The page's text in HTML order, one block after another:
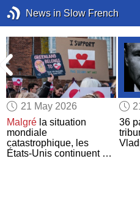
News in Slow French
21 May 2026
Malgré la situation
mondiale
catastrophique, les
États-Unis continuent de
36